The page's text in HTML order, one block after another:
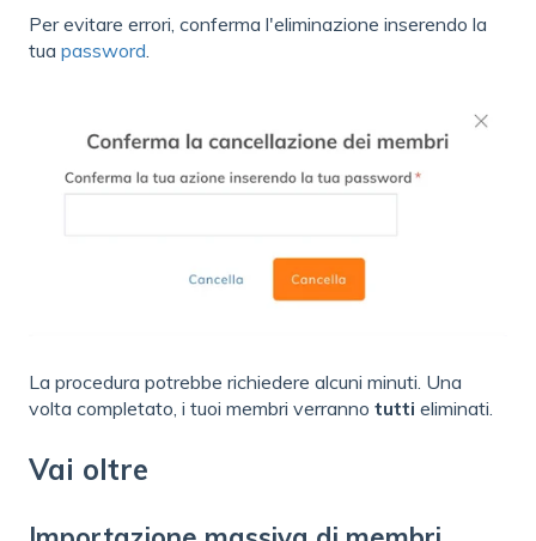
Per evitare errori, conferma l'eliminazione inserendo la
tua password
La procedura potrebbe richiedere alcuni minuti. Una
volta completato, i tuoi membri verranno tutti eliminati.
Vai oltre